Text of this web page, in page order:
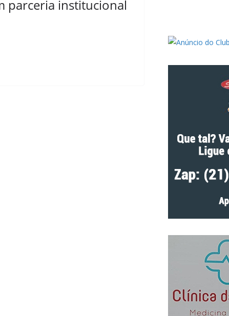
parceria institucional